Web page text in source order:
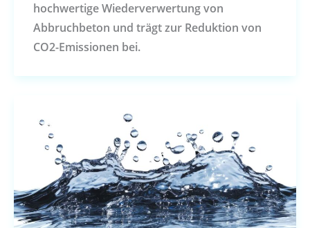
hochwertige Wiederverwertung von
Abbruchbeton und trägt zur Reduktion von
CO2-Emissionen bei.